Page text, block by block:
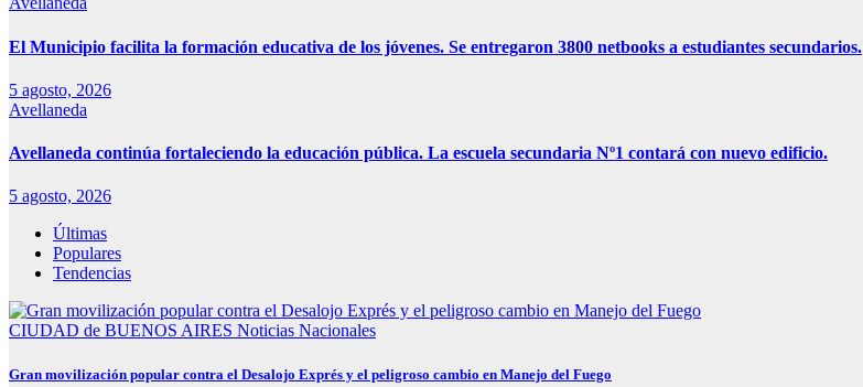
El Municipio facilita la formación educativa de los jóvenes. Se entregaron 3800 netbooks a estudiantes secundarios.
5 agosto, 2026
Avellaneda
Avellaneda continúa fortaleciendo la educación pública. La escuela secundaria Nº1 contará con nuevo edificio.
5 agosto, 2026
Últimas
Populares
Tendencias
CIUDAD de BUENOS AIRES Noticias Nacionales
Gran movilización popular contra el Desalojo Exprés y el peligroso cambio en Manejo del Fuego